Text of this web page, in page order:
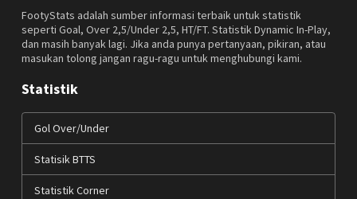
FootyStats adalah sumber informasi terbaik untuk statistik
seperti Goal, Over 2,5/Under 2,5, HT/FT. Statistik Dynamic In-Play,
dan masih banyak lagi. Jika anda punya pertanyaan, pikiran, atau
masukan tolong jangan ragu-ragu untuk menghubungi kami.
Statistik
Gol Over/Under
Statisik BTTS
Statistik Corner